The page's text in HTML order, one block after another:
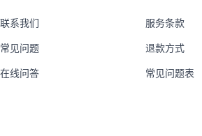
联系我们
常见问题
在线问答
服务条款
退款方式
常见问题表